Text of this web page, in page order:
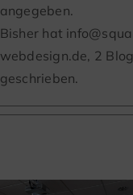
angegeben.
Bisher hat
webdesign.de, 2
geschrieben.